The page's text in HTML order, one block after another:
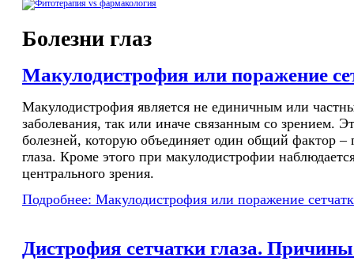
Болезни глаз
Макулодистрофия или поражение
Макулодистрофия является не единичным или
заболевания, так или иначе связанным со зрением.
болезней, которую объединяет один общий фактор –
глаза. Кроме этого при макулодистрофии
центрального зрения.
Подробнее: Макулодистрофия или поражение
Дистрофия сетчатки глаза.